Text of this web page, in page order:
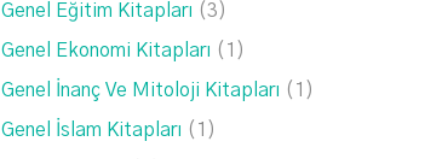
Genel Eğitim Kitapları (3)
Genel Ekonomi Kitapları (1)
Genel İnanç Ve Mitoloji Kitapları (1)
Genel İslam Kitapları (1)